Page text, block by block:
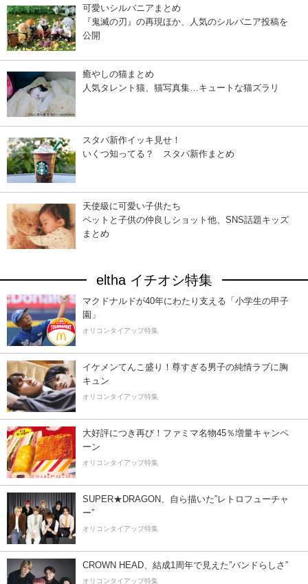
可愛いシルバニアまとめ
『鬼滅の刃』の再現ほか、人気のシルバニア投稿を
公開
癒やしの猫まとめ
人気タレント猫、猫写真集…キュートな猫ズラリ
スタバ新作イッキ見せ！
いくつ知ってる？ スタバ新作まとめ
天使級に可愛い子供たち
ペットと子供の仲良しショット他、SNS話題キッズ
まとめ
eltha イチオシ特集
マクドナルドが40年にわたり支える「小学生の甲子
園」
オリコンタイアップ特集
イケメンてんこ盛り！尊すぎる男子の純情ラブに胸
キュン
オリコンタイアップ特集
大好評につき再び！ファミマ名物45％増量キャンペ
ーン
オリコンタイアップ特集
SUPER★DRAGON、自ら描いた”レトロフューチャ
ー”
オリコンタイアップ特集
CROWN HEAD、結成1周年で見えた”バンドらしさ”
オリコンタイアップ特集